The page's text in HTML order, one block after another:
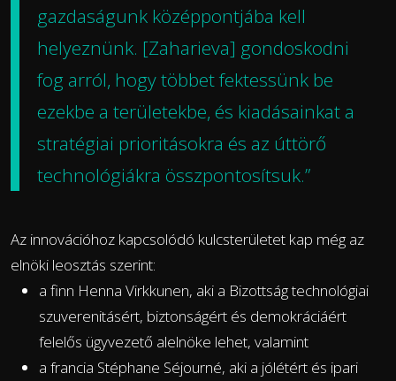
gazdaságunk középpontjába kell
helyeznünk. [Zaharieva] gondoskodni
fog arról, hogy többet fektessünk be
ezekbe a területekbe, és kiadásainkat a
stratégiai prioritásokra és az úttörő
technológiákra összpontosítsuk.”
Az innovációhoz kapcsolódó kulcsterületet kap még az
elnöki leosztás szerint:
a finn Henna Virkkunen, aki a Bizottság technológiai
szuverenitásért, biztonságért és demokráciáért
felelős ügyvezető alelnöke lehet, valamint
a francia Stéphane Séjourné, aki a jólétért és ipari